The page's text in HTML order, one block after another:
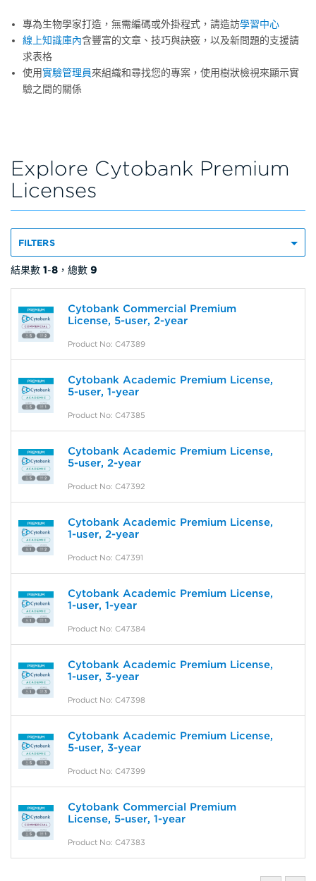
專為生物學家打造，無需編碼或外掛程式，請造訪學習中心
線上知識庫內含豐富的文章、技巧與訣竅，以及新問題的支援請
求表格
使用實驗管理員來組織和尋找您的專案，使用樹狀檢視來顯示實
驗之間的關係
Explore Cytobank Premium
Licenses
FILTERS
結果數 1-8 ，總數 9
Cytobank Commercial Premium
License, 5-user, 2-year
Product No: C47389
Cytobank Academic Premium License,
5-user, 1-year
Product No: C47385
Cytobank Academic Premium License,
5-user, 2-year
Product No: C47392
Cytobank Academic Premium License,
1-user, 2-year
Product No: C47391
Cytobank Academic Premium License,
1-user, 1-year
Product No: C47384
Cytobank Academic Premium License,
1-user, 3-year
Product No: C47398
Cytobank Academic Premium License,
5-user, 3-year
Product No: C47399
Cytobank Commercial Premium
License, 5-user, 1-year
Product No: C47383